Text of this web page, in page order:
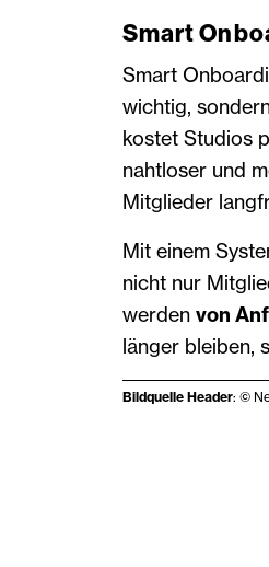
Smart
Smart
wichtig,
kostet Studios
nahtloser und
Mitglieder
Mit einem
nicht nur
werden von
länger bleiben,
Bildquelle Header: ©